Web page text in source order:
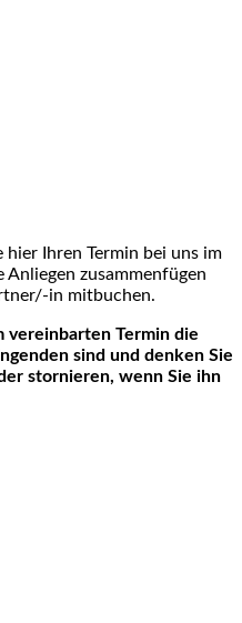
Ihren Termin bei uns im
Anliegen zusammenfügen
in mitbuchen.
vereinbarten Termin die
sind und denken Sie
stornieren, wenn Sie ihn